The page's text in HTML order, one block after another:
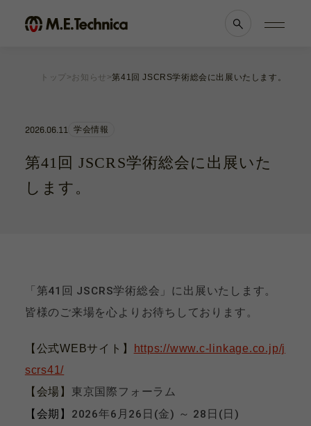
眼科
獣医科
他科
滅菌トレー
各種資料
サポート動画
医療機関等との
関係の 透明性に
お知らせ
お問い合わせ
お問い合わせ
トップ お知らせ 第41回 JSCRS学術総会に出展いたします。
2026.06.11 学会情報
第41回 JSCRS学術総会に出展いた
します。
「第41回 JSCRS学術総会」に出展いたします。
皆様のご来場を心よりお待ちしております。
【公式WEBサイト】
https://www.c-linkage.co.jp/j
scrs41/
【会場】 東京国際フォーラム
【会期】 2026年6月26日(金) ～ 28日(日)